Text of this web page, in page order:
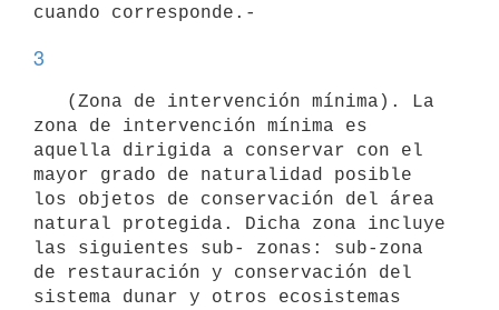
3
zona de intervención mínima es
aquella dirigida a conservar con el
mayor grado de naturalidad posible
los objetos de conservación del área
natural protegida. Dicha zona incluye
las siguientes sub- zonas: sub-zona
de restauración y conservación del
sistema dunar y otros ecosistemas